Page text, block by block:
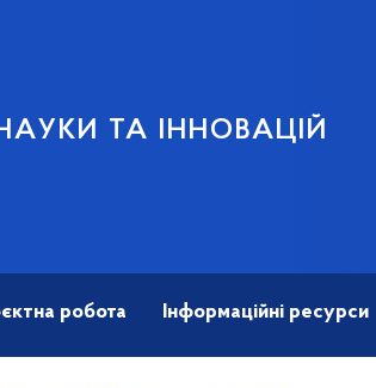
ТА ІННОВАЦІЙ
робота Інформаційні ресурси